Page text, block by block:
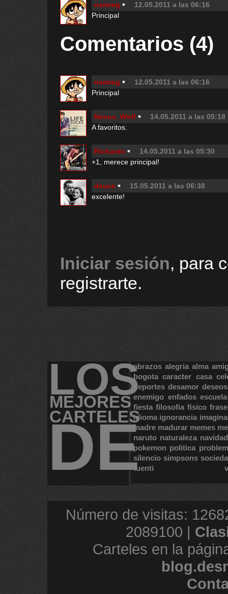
namreg
12.05.2011 a las 06:16
Principal
Comentarios (4)
namreg
12.05.2011 a las 06:16
Principal
Nexus_Wolf
14.05.2011 a las 05:18
A favoritos.
Richards
14.05.2011 a las 05:30
+1, merece principal!
deuce
15.05.2011 a las 06:38
excelente!
Iniciar sesión, para
registrarte.
LOS
MEJORES
CARTELES
DE
abrazos alegria alma
bogota caracter casa
deportes desamor deseos
enemigo enfados escuela
fiesta filosofia fisico
idioma ignorancia
madre madurar memes
naruto naturaleza navidad
pokemon politica
silencio simpsons
tuenti
Número de visitas:
2089100 |
Carteles en la